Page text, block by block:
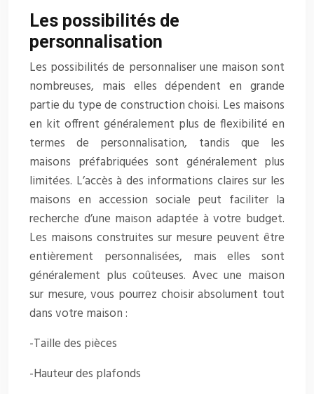
Les possibilités de
personnalisation
Les possibilités de personnaliser une maison sont
nombreuses, mais elles dépendent en grande
partie du type de construction choisi. Les maisons
en kit offrent généralement plus de flexibilité en
termes de personnalisation, tandis que les
maisons préfabriquées sont généralement plus
limitées. L’accès à des informations claires sur les
maisons en accession sociale peut faciliter la
recherche d’une maison adaptée à votre budget.
Les maisons construites sur mesure peuvent être
entièrement personnalisées, mais elles sont
généralement plus coûteuses. Avec une maison
sur mesure, vous pourrez choisir absolument tout
dans votre maison :
-Taille des pièces
-Hauteur des plafonds